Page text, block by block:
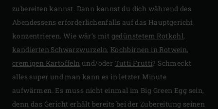
zubereiten kannst. Dann kannst du dich während des
Abendessens erforderlichenfalls auf das Hauptgericht
konzentrieren. Wie wär‘s mit gedünstetem Rotkohl,
kandierten Schwarzwurzeln, Kochbirnen in Rotwein,
cremigen Kartoffeln und/oder Tutti Frutti? Schmeckt
alles super und man kann es in letzter Minute
aufwärmen. Es muss nicht einmal im Big Green Egg sein,
denn das Gericht erhält bereits bei der Zubereitung seinen